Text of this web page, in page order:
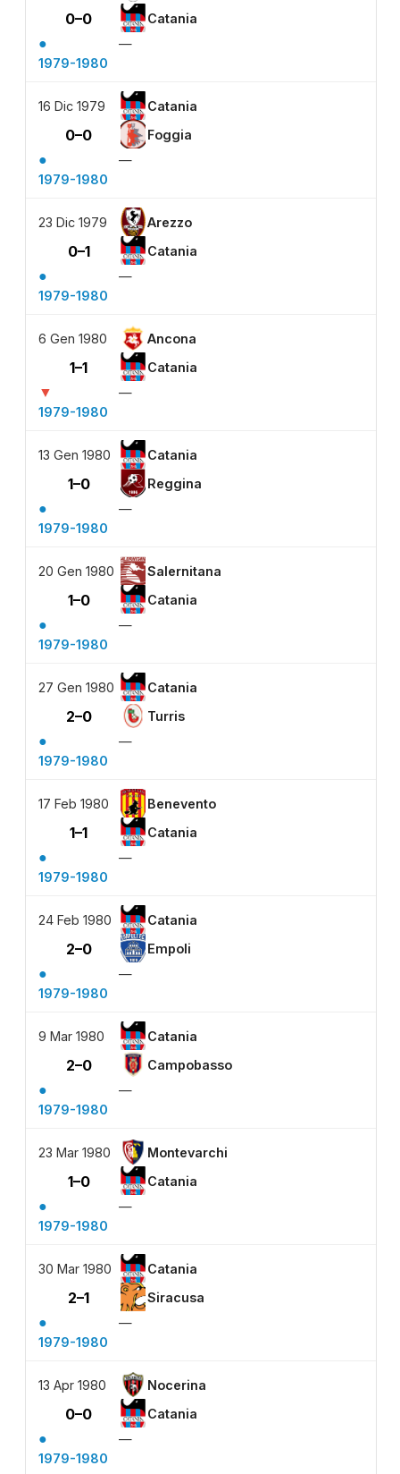
0–0 Catania
●
—
1979-1980
16 Dic 1979 Catania
0–0 Foggia
●
—
1979-1980
23 Dic 1979 Arezzo
0–1 Catania
●
—
1979-1980
6 Gen 1980 Ancona
1–1 Catania
▼
—
1979-1980
13 Gen 1980 Catania
1–0 Reggina
●
—
1979-1980
20 Gen 1980 Salernitana
1–0 Catania
●
—
1979-1980
27 Gen 1980 Catania
2–0 Turris
●
—
1979-1980
17 Feb 1980 Benevento
1–1 Catania
●
—
1979-1980
24 Feb 1980 Catania
2–0 Empoli
●
—
1979-1980
9 Mar 1980 Catania
2–0 Campobasso
●
—
1979-1980
23 Mar 1980 Montevarchi
1–0 Catania
●
—
1979-1980
30 Mar 1980 Catania
2–1 Siracusa
●
—
1979-1980
13 Apr 1980 Nocerina
0–0 Catania
●
—
1979-1980